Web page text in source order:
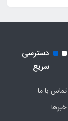
دسترسی
سریع
تماس با ما
خبرها